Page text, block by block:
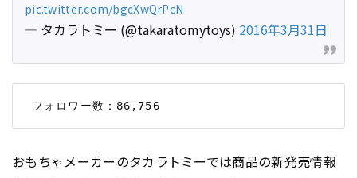
pic.twitter.com/bgcXwQrPcN
— タカラトミー (@takaratomytoys) 2016年3月31日
おもちゃメーカーのタカラトミーでは商品の新発売情報